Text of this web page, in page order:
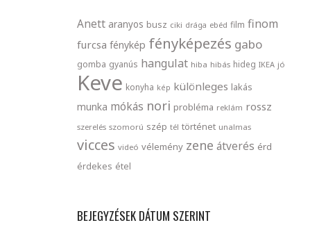
Anett aranyos busz ciki drága ebéd film finom
furcsa fénykép fényképezés gabo
gomba gyanús hangulat hiba hibás hideg IKEA jó
Keve konyha kép különleges lakás
munka mókás nori probléma reklám rossz
szerelés szomorú szép tél történet unalmas
vicces videó vélemény zene átverés érd
érdekes étel
BEJEGYZÉSEK DÁTUM SZERINT